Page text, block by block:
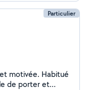
Particulier
motivée. Habitué
de porter et